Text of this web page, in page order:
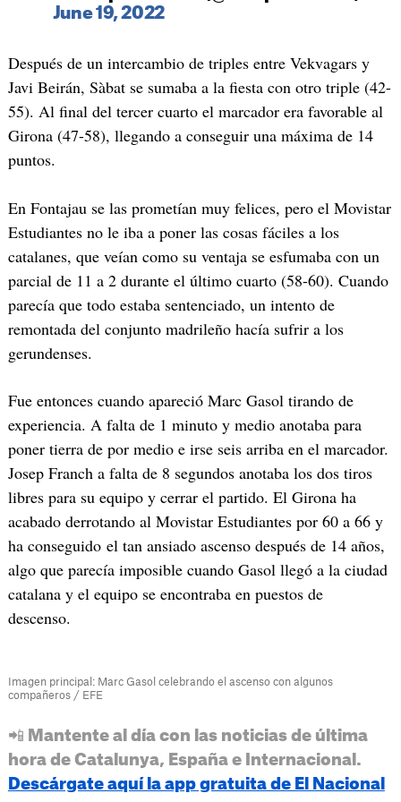
June 19, 2022
Después de un intercambio de triples entre Vekvagars y
Javi Beirán, Sàbat se sumaba a la fiesta con otro triple (42-
55). Al final del tercer cuarto el marcador era favorable al
Girona (47-58), llegando a conseguir una máxima de 14
puntos.
En Fontajau se las prometían muy felices, pero el Movistar
Estudiantes no le iba a poner las cosas fáciles a los
catalanes, que veían como su ventaja se esfumaba con un
parcial de 11 a 2 durante el último cuarto (58-60). Cuando
parecía que todo estaba sentenciado, un intento de
remontada del conjunto madrileño hacía sufrir a los
gerundenses.
Fue entonces cuando apareció Marc Gasol tirando de
experiencia. A falta de 1 minuto y medio anotaba para
poner tierra de por medio e irse seis arriba en el marcador.
Josep Franch a falta de 8 segundos anotaba los dos tiros
libres para su equipo y cerrar el partido. El Girona ha
acabado derrotando al Movistar Estudiantes por 60 a 66 y
ha conseguido el tan ansiado ascenso después de 14 años,
algo que parecía imposible cuando Gasol llegó a la ciudad
catalana y el equipo se encontraba en puestos de
descenso.
Imagen principal: Marc Gasol celebrando el ascenso con algunos
compañeros / EFE
📲 Mantente al día con las noticias de última
hora de Catalunya, España e Internacional.
Descárgate aquí la app gratuita de El Nacional